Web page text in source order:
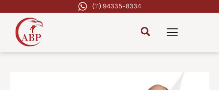
(11) 94335-8334